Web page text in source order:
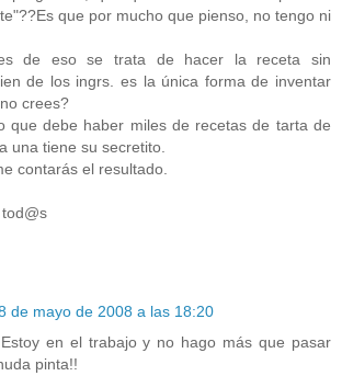
que por mucho que pienso, no tengo ni
de eso se trata de hacer la receta sin
de los ingrs. es la única forma de inventar
crees?
que debe haber miles de recetas de tarta de
una tiene su secretito.
contarás el resultado.
de mayo de 2008 a las 18:20
en el trabajo y no hago más que pasar
pinta!!